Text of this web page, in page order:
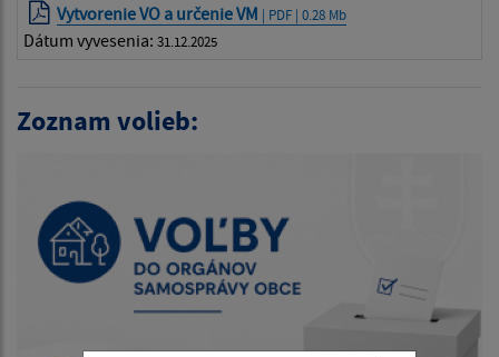
Vytvorenie VO a určenie VM | PDF | 0.28 Mb
Dátum vyvesenia: 31.12.2025
Zoznam volieb: